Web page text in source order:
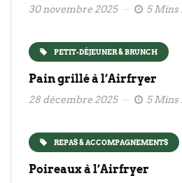
30 novembre 2025 5 Mins
PETIT-DÉJEUNER & BRUNCH
Pain grillé à l’Airfryer
28 décembre 2025 5 Mins
REPAS & ACCOMPAGNEMENTS
Poireaux à l’Airfryer